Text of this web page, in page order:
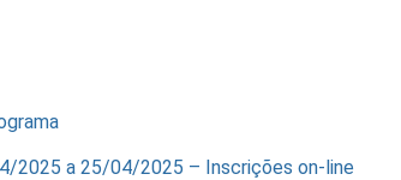
2025 a 25/04/2025 – Inscrições on-line